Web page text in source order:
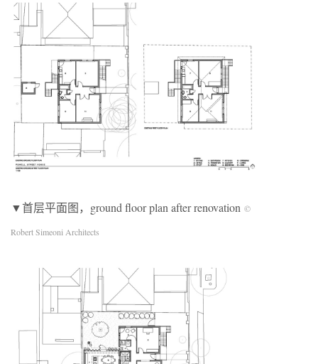
▼首层平面图，ground floor plan after renovation ©
Robert Simeoni Architects